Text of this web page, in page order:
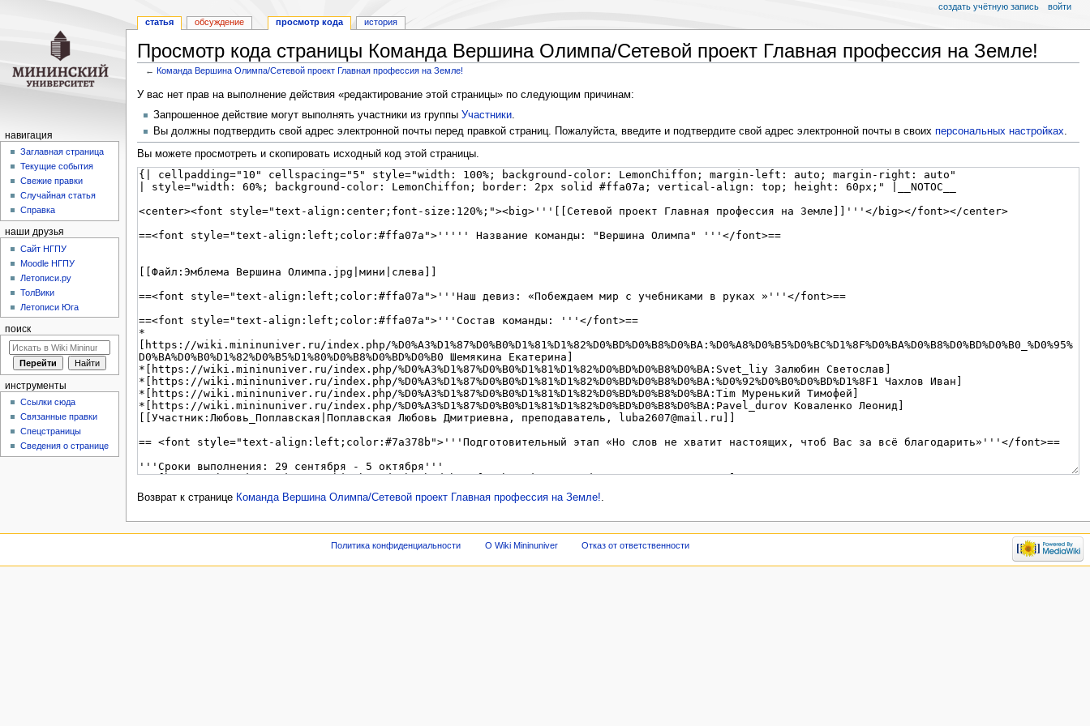
Просмотр кода страницы Команда Вершина Олимпа/Сетевой проект Главная профессия на Земле!
←Команда Вершина Олимпа/Сетевой проект Главная профессия на Земле!
Перейти
навигации
Перейти
поиску
У вас нет прав на выполнение действия «редактирование этой страницы» по следующим причинам:
Запрошенное действие могут выполнять участники из группы Участники.
Вы должны подтвердить свой адрес электронной почты перед правкой страниц. Пожалуйста, введите и подтвердите свой адрес электронной почты в своих персональных настройках.
Вы можете просмотреть и скопировать исходный код этой страницы.
Возврат к странице Команда Вершина Олимпа/Сетевой проект Главная профессия на Земле!
статья обсуждение просмотр кода история
создать учётную запись войти
навигация
Заглавная страница
Текущие события
Свежие правки
Случайная статья
Справка
наши друзья
Cайт НГПУ
Moodle НГПУ
Летописи.ру
ТолВики
Летописи Юга
поиск
инструменты
Ссылки сюда
Связанные правки
Спецстраницы
Сведения о странице
Политика конфиденциальности О Wiki Mininuniver Отказ от ответственности